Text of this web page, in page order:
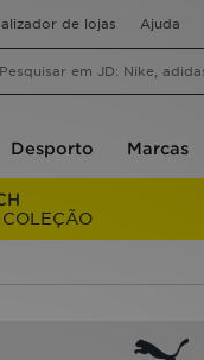
de lojas Ajuda
Desporto Marcas